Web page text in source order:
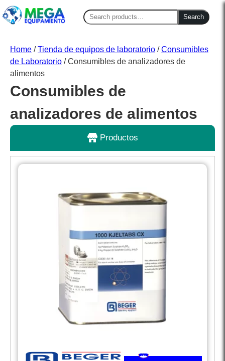
Search
for:
Search
Home /Tienda de equipos de laboratorio /Consumibles
de Laboratorio / Consumibles de analizadores de
alimentos
Consumibles de
analizadores de alimentos
Productos